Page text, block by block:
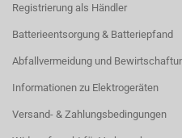
Registrierung als Händler
Batterieentsorgung & Batteriepfand
Abfallvermeidung und
Informationen zu Elektrogeräten
Versand- & Zahlungsbedingungen